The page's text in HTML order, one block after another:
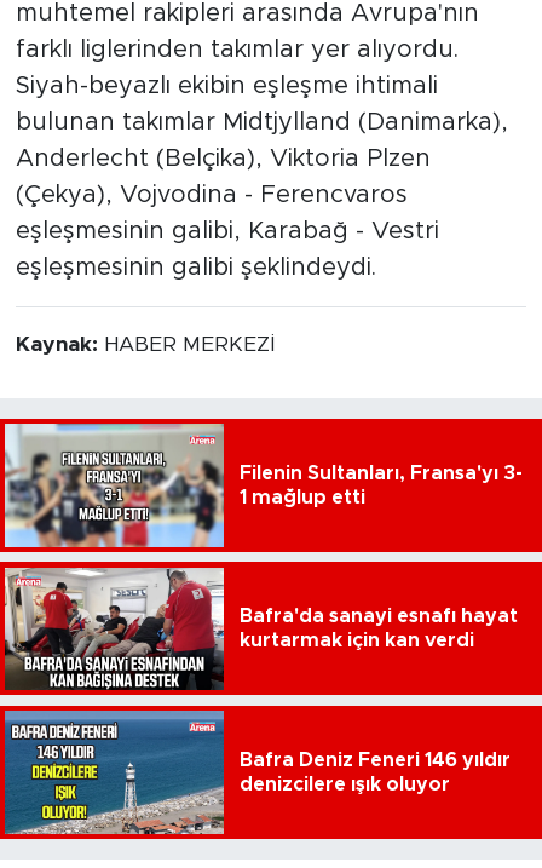
muhtemel rakipleri arasında Avrupa'nın
farklı liglerinden takımlar yer alıyordu.
Siyah-beyazlı ekibin eşleşme ihtimali
bulunan takımlar Midtjylland (Danimarka),
Anderlecht (Belçika), Viktoria Plzen
(Çekya), Vojvodina - Ferencvaros
eşleşmesinin galibi, Karabağ - Vestri
eşleşmesinin galibi şeklindeydi.
Kaynak: HABER MERKEZİ
Filenin Sultanları, Fransa'yı 3-
1 mağlup etti
Bafra'da sanayi esnafı hayat
kurtarmak için kan verdi
Bafra Deniz Feneri 146 yıldır
denizcilere ışık oluyor